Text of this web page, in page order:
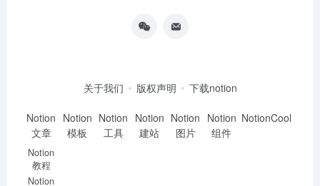
关于我们 版权声明 下载notion
Notion
文章
Notion
教程
Notion
Notion
模板
Notion
工具
Notion
建站
Notion
图片
Notion
组件
NotionCool